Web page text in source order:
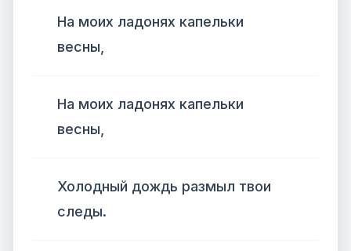
На моих ладонях капельки
весны,
На моих ладонях капельки
весны,
Холодный дождь размыл твои
следы.